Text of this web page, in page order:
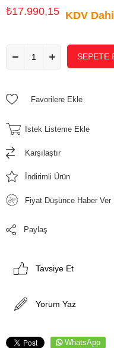
KDV Dahil
₺17.990,15
Favorilere Ekle
İstek Listeme Ekle
Karşılaştır
İndirimli Ürün
Fiyat Düşünce Haber Ver
Paylaş
Tavsiye Et
Yorum Yaz
WhatsApp